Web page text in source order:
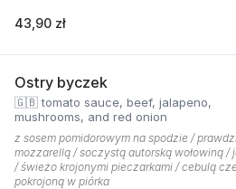
43,90 zł
Ostry byczek
🇬🇧 tomato sauce, beef, jalapeno,
mushrooms, and red onion
z sosem pomidorowym na spodzie /
mozzarellą / soczystą autorską wołowiną /
/ świeżo krojonymi pieczarkami / cebulą
pokrojoną w piórka